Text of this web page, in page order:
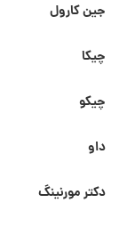
جین کارول
چیکا
چیکو
داو
دکتر مورنینگ